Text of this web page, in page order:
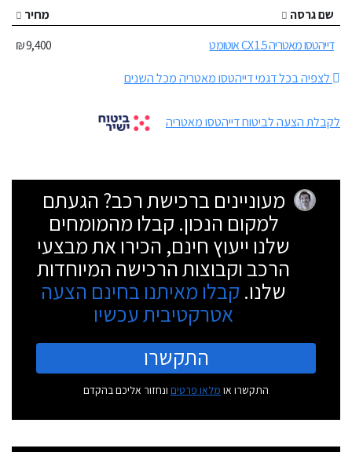
שם גרסה
מחיר
דייהטסו מאטריה 1.5 CX אוטומט
9,400 ₪
לצפיה בכל דגמי דייהטסו מאטריה מכל השנים
לקבלת הצעה לביטוח דייהטסו מאטריה
מעוניינים ברכישת רכב? הגעתם
למקום הנכון. קבלו מהמומחים
שלנו ייעוץ חינם, הכירו את מבצעי
הרכב וקבוצות הרכישה המיוחדות
שלנו. קבלו מאיתנו בחינם הצעה
אטרקטיבית עכשיו
התקשרו
התקשרו או מלאו פרטים ונחזור אליכם בהקדם